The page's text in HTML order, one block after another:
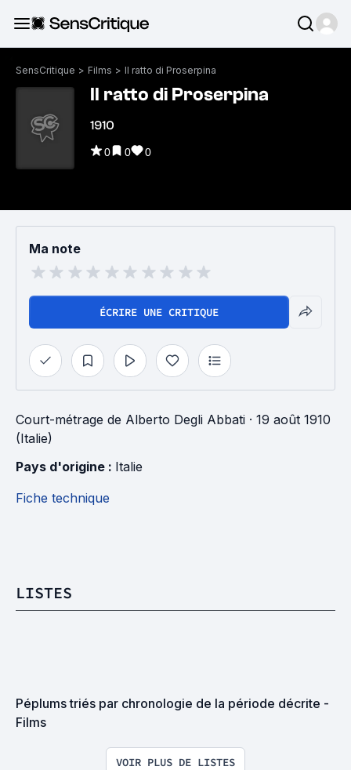
SensCritique > Films > Il ratto di Proserpina
Il ratto di Proserpina
1910
0 0 0
Ma note
ÉCRIRE UNE CRITIQUE
Court-métrage de Alberto Degli Abbati · 19 août 1910
(Italie)
Pays d'origine : Italie
Fiche technique
LISTES
Péplums triés par chronologie de la période décrite -
Films
VOIR PLUS DE LISTES